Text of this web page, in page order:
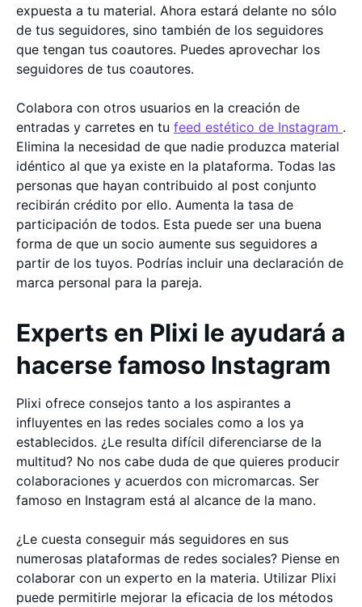
expuesta a tu material. Ahora estará delante no sólo
de tus seguidores, sino también de los seguidores
que tengan tus coautores. Puedes aprovechar los
seguidores de tus coautores.
Colabora con otros usuarios en la creación de
entradas y carretes en tu feed estético de Instagram .
Elimina la necesidad de que nadie produzca material
idéntico al que ya existe en la plataforma. Todas las
personas que hayan contribuido al post conjunto
recibirán crédito por ello. Aumenta la tasa de
participación de todos. Esta puede ser una buena
forma de que un socio aumente sus seguidores a
partir de los tuyos. Podrías incluir una declaración de
marca personal para la pareja.
Experts en Plixi le ayudará a
hacerse famoso Instagram
Plixi ofrece consejos tanto a los aspirantes a
influyentes en las redes sociales como a los ya
establecidos. ¿Le resulta difícil diferenciarse de la
multitud? No nos cabe duda de que quieres producir
colaboraciones y acuerdos con micromarcas. Ser
famoso en Instagram está al alcance de la mano.
¿Le cuesta conseguir más seguidores en sus
numerosas plataformas de redes sociales? Piense en
colaborar con un experto en la materia. Utilizar Plixi
puede permitirle mejorar la eficacia de los métodos